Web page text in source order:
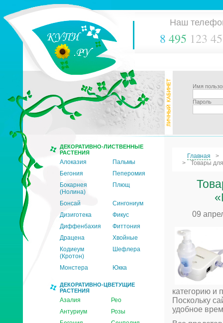
Наш
8 495 123
Имя
Пароль
ДЕКОРАТИВНО-ЛИСТВЕННЫЕ
РАСТЕНИЯ
Алоказия
Пальмы
Бегония
Пеперомия
Бокарнея
(Нолина)
Плющ
Бонсай
Сингониум
Дизиготека
Фикус
Диффенбахия
Фиттония
Драцена
Хвойные
Кодиеум
(Кротон)
Шефлера
Монстера Юкка
ДЕКОРАТИВНО-ЦВЕТУЩИЕ
РАСТЕНИЯ
Азалия
Рео
Антуриум
Розы
Главная
Товары
09
категорию и
Поскольку
удобное